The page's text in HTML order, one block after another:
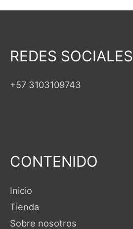
REDES SOCIALES
+57 3103109743
CONTENIDO
Inicio
Tienda
Sobre nosotros